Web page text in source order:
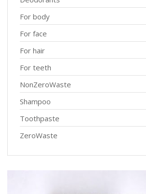
For body
For face
For hair
For teeth
NonZeroWaste
Shampoo
Toothpaste
ZeroWaste